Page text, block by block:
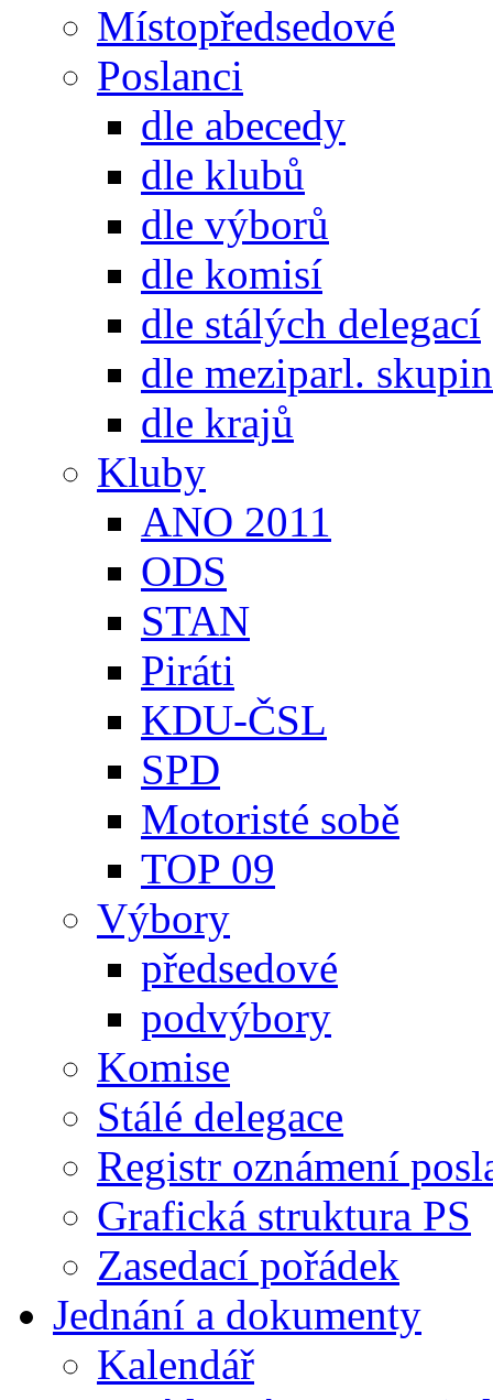
Místopředsedové
Poslanci
dle abecedy
dle klubů
dle výborů
dle komisí
dle stálých delegací
dle meziparl. skupin
dle krajů
Kluby
ANO 2011
ODS
STAN
Piráti
KDU-ČSL
SPD
Motoristé sobě
TOP 09
Výbory
předsedové
podvýbory
Komise
Stálé delegace
Registr oznámení
Grafická struktura PS
Zasedací pořádek
Jednání a dokumenty
Kalendář